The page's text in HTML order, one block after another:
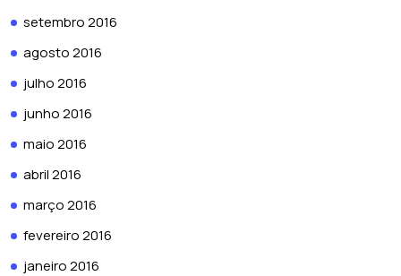
setembro 2016
agosto 2016
julho 2016
junho 2016
maio 2016
abril 2016
março 2016
fevereiro 2016
janeiro 2016